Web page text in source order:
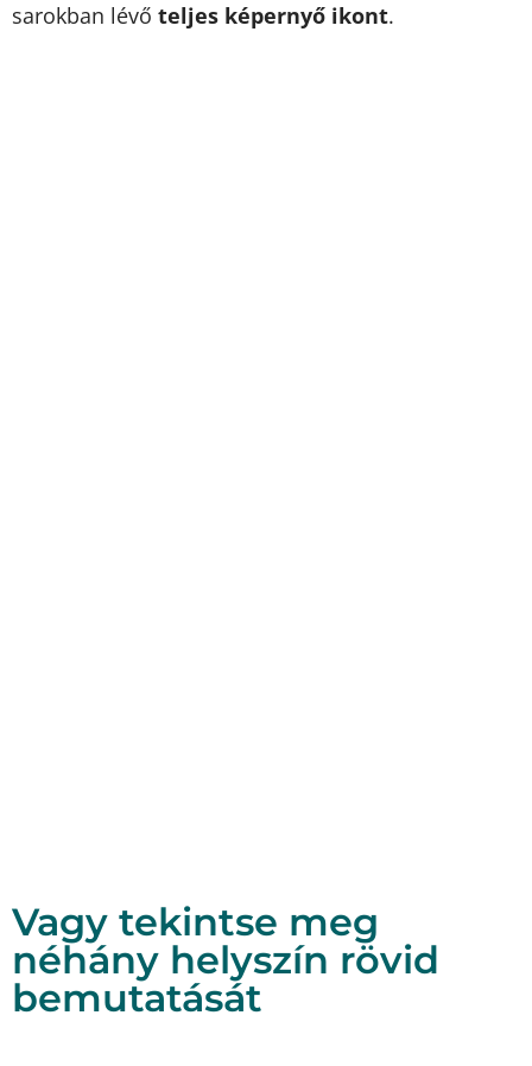
sarokban lévő teljes képernyő ikont.
Vagy tekintse meg
néhány helyszín rövid
bemutatását